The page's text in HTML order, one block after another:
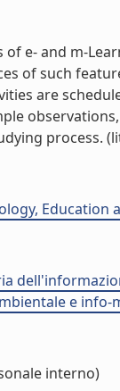
of e- and m-
of such
are
process.
Education
e info-
interno)